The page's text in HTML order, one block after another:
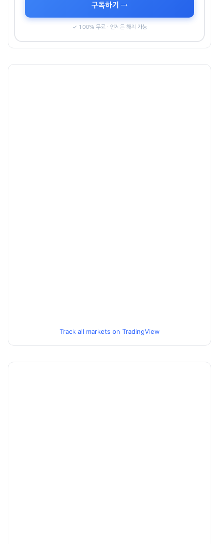
구독하기 →
✓ 100% 무료 · 언제든 해지 가능
Track all markets on TradingView